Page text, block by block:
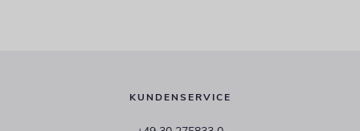
KUNDENSERVICE